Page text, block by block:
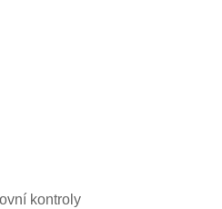
kontroly